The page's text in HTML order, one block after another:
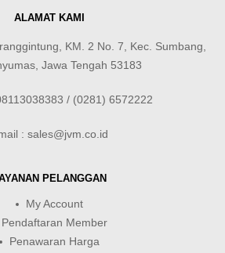
ALAMAT KAMI
KM. 2 No. 7, Kec. Sumbang,
Jawa Tengah 53183
/ (0281) 6572222
: sales@jvm.co.id
PELANGGAN
My Account
Pendaftaran Member
Penawaran Harga